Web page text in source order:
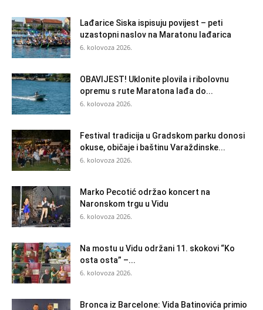
Lađarice Siska ispisuju povijest – peti
uzastopni naslov na Maratonu lađarica
6. kolovoza 2026.
OBAVIJEST! Uklonite plovila i ribolovnu
opremu s rute Maratona lađa do...
6. kolovoza 2026.
Festival tradicija u Gradskom parku donosi
okuse, običaje i baštinu Varaždinske...
6. kolovoza 2026.
Marko Pecotić održao koncert na
Naronskom trgu u Vidu
6. kolovoza 2026.
Na mostu u Vidu održani 11. skokovi “Ko
osta osta” –...
6. kolovoza 2026.
Bronca iz Barcelone: Vida Batinovića primio